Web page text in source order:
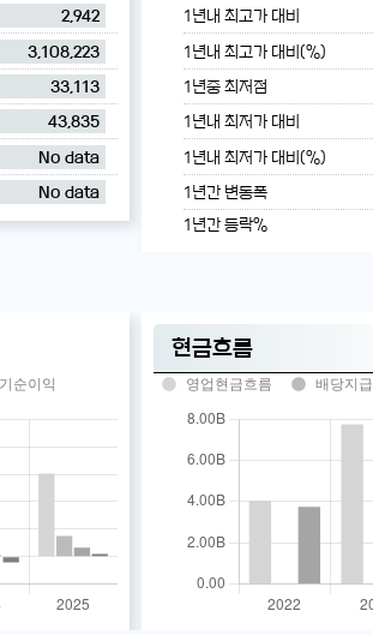
2,942
3,108,223
33,113
43,835
No data
No data
1년내 최고가 대비
1년내 최고가 대비(%)
1년중 최저점
1년내 최저가 대비
1년내 최저가 대비(%)
1년간 변동폭
1년간 등락%
순이익
현금흐름
영업현금흐름 배당지급